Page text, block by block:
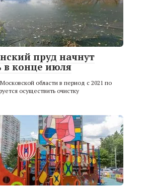
пруд начнут
в конце июля
области в период с 2021 по
осуществить очистку